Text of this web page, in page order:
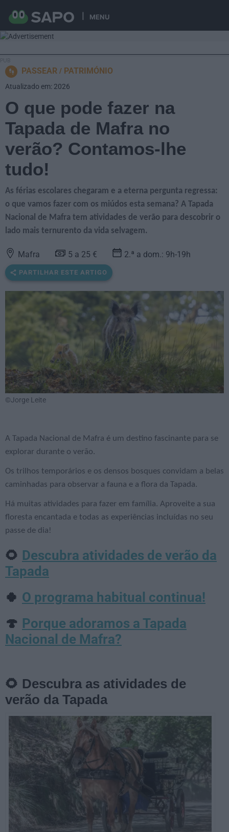
MENU
PASSEAR PATRIMÓNIO
O que pode fazer na
Tapada de Mafra no
verão? Contamos-lhe
tudo!
As férias escolares chegaram e a eterna pergunta regressa:
o que vamos fazer com os miúdos esta semana? A Tapada
Nacional de Mafra tem atividades de verão para descobrir o
lado mais ternurento da vida selvagem.
Mafra 5 a 25 € 2.ª a dom.: 9h-19h
PARTILHAR ESTE ARTIGO
©Jorge Leite
A Tapada Nacional de Mafra é um destino fascinante para se
explorar durante o verão.
Os trilhos temporários e os densos bosques convidam a belas
caminhadas para observar a fauna e a flora da Tapada.
Há muitas atividades para fazer em família. Aproveite a sua
floresta encantada e todas as experiências incluídas no seu
passe de dia!
🌻 Descubra atividades de verão da
Tapada
🍀 O programa habitual continua!
🍄 Porque adoramos a Tapada
Nacional de Mafra?
🌻 Descubra as atividades de
verão da Tapada
Atualizado em: 2026